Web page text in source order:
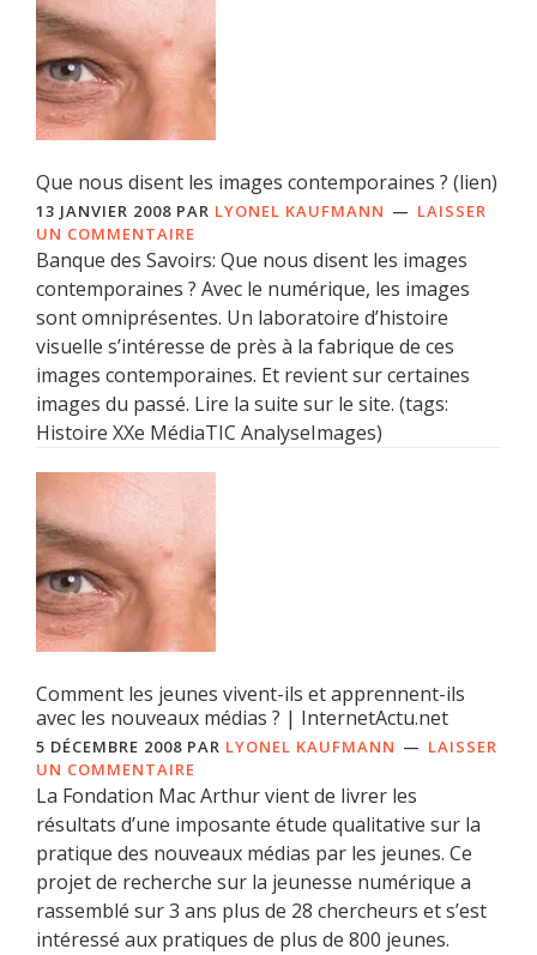
Que nous disent les images contemporaines ? (lien)
13 JANVIER 2008 PAR LYONEL KAUFMANN
LAISSER
UN COMMENTAIRE
Banque des Savoirs: Que nous disent les images
contemporaines ? Avec le numérique, les images
sont omniprésentes. Un laboratoire d’histoire
visuelle s’intéresse de près à la fabrique de ces
images contemporaines. Et revient sur certaines
images du passé. Lire la suite sur le site. (tags:
Histoire XXe MédiaTIC AnalyseImages)
Comment les jeunes vivent-ils et apprennent-ils
avec les nouveaux médias ? | InternetActu.net
5 DÉCEMBRE 2008 PAR LYONEL KAUFMANN
LAISSER
UN COMMENTAIRE
La Fondation Mac Arthur vient de livrer les
résultats d’une imposante étude qualitative sur la
pratique des nouveaux médias par les jeunes. Ce
projet de recherche sur la jeunesse numérique a
rassemblé sur 3 ans plus de 28 chercheurs et s’est
intéressé aux pratiques de plus de 800 jeunes.